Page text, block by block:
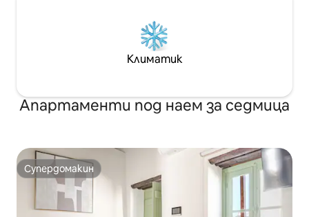
Климатик
Апартаменти под наем за седмица
Супердомакин
Супердомакин